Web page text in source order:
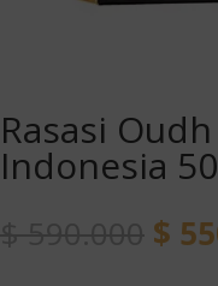
Rasasi
Indonesia
$